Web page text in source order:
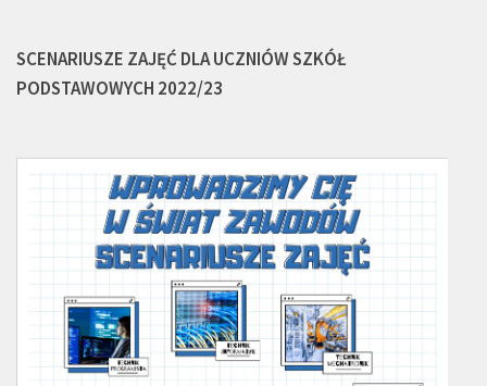
SCENARIUSZE ZAJĘĆ DLA UCZNIÓW SZKÓŁ
PODSTAWOWYCH 2022/23